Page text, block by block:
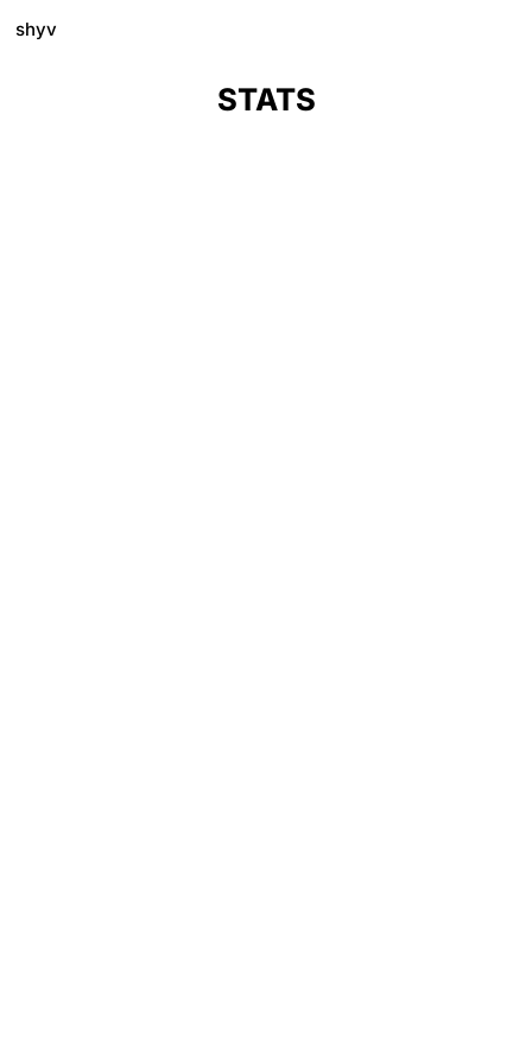
shyv
STATS